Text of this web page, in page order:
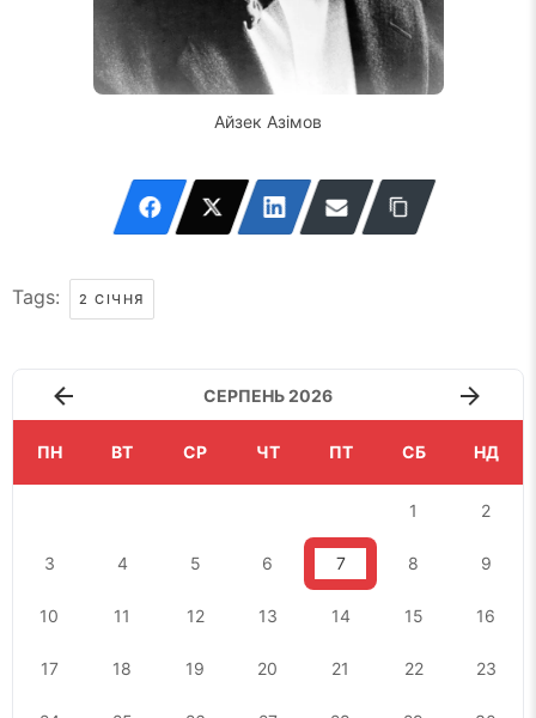
Айзек Азімов
Tags: 2 СІЧНЯ
СЕРПЕНЬ 2026
ПН ВТ СР ЧТ ПТ СБ НД
1 2
3 4 5 6 7 8 9
10 11 12 13 14 15 16
17 18 19 20 21 22 23